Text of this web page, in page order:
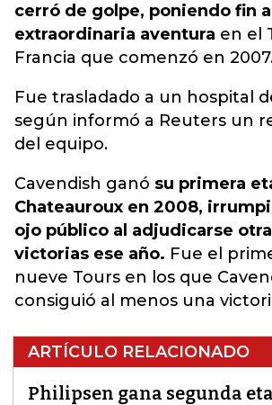
cerró de golpe, poniendo fin
extraordinaria aventura en el
Francia que comenzó en
Fue trasladado a un hospital
según informó a Reuters un
del equipo.
Cavendish ganó su primera
Chateauroux en 2008,
ojo público al adjudicarse
victorias ese año. Fue el
nueve Tours en los que
consiguió al menos una
ARTÍCULO RELACIONADO
Philipsen gana segunda